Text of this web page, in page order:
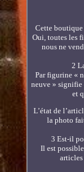
Cette boutique
Oui, toutes les
nous ne
2
Par figurine «
neuve » signifie
et
L’état de
la photo
3 Est-il
Il est
articles